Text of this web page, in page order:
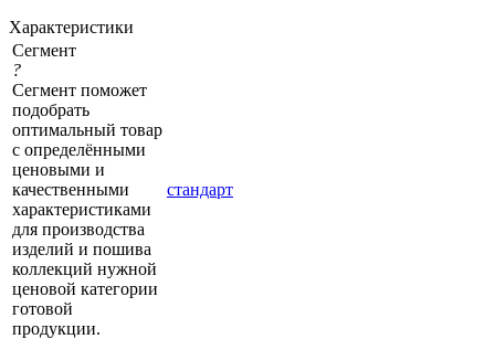
Характеристики
Сегмент
?
Сегмент поможет
подобрать
оптимальный товар
с определёнными
ценовыми и
качественными
характеристиками
для производства
изделий и пошива
коллекций нужной
ценовой категории
готовой
продукции.
стандарт